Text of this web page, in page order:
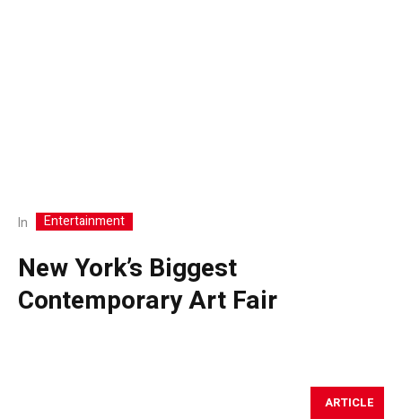
In Entertainment
New York’s Biggest
Contemporary Art Fair
ARTICLE